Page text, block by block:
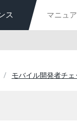
ス
モバイル開発者チェ